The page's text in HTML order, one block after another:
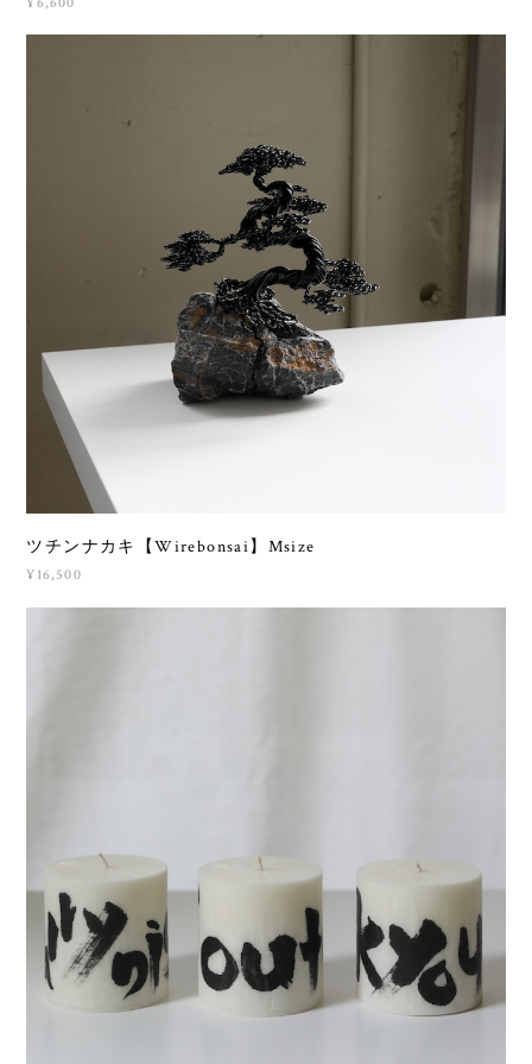
ツチンナカキ【Wirebonsai】Msize
¥16,500